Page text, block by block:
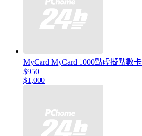
MyCard MyCard 1000點虛擬點數卡
$950
$1,000